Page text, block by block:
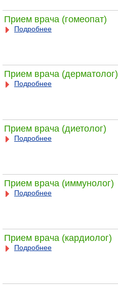
Прием врача (гомеопат)
Подробнее
Прием врача (дерматолог)
Подробнее
Прием врача (диетолог)
Подробнее
Прием врача (иммунолог)
Подробнее
Прием врача (кардиолог)
Подробнее